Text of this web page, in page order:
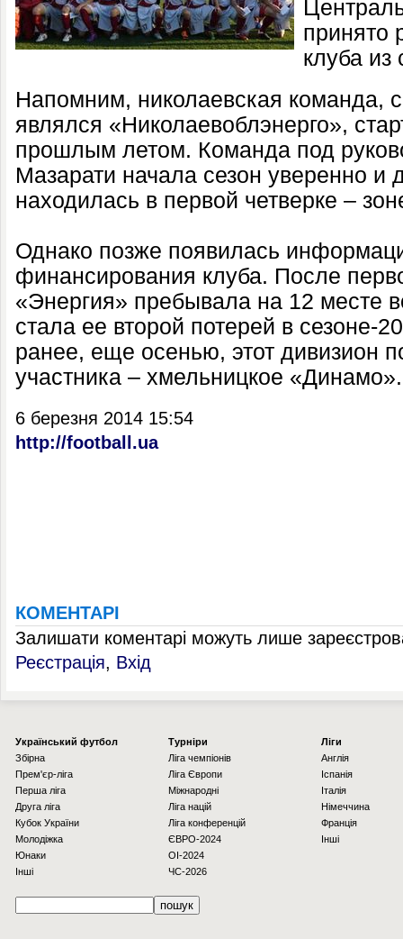
принято
клуба из
Напомним, николаевская команда,
являлся «Николаевоблэнерго»,
прошлым летом. Команда под
Мазарати начала сезон уверенно и
находилась в первой четверке –
Однако позже появилась
финансирования клуба. После
«Энергия» пребывала на 12 месте
стала ее второй потерей в сезоне-
ранее, еще осенью, этот дивизион
участника – хмельницкое «Динамо».
6 березня 2014 15:54
http://football.ua
КОМЕНТАРІ
Залишати коментарі можуть лише
Реєстрація, Вхід
Українcький футбол
Збірна
Прем'єр-ліга
Перша ліга
Друга ліга
Кубок України
Молодіжка
Юнаки
Інші
Турніри
Ліга чемпіонів
Ліга Європи
Міжнародні
Ліга націй
Ліга конференцій
ЄВРО-2024
OI-2024
ЧС-2026
Ліги
Англія
Іспанія
Італія
Німеччина
Франція
Інші